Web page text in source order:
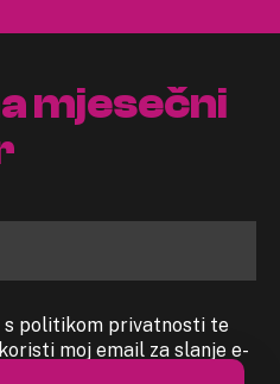
mjesečni
politikom privatnosti te
moj email za slanje e-